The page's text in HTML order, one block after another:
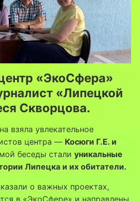
«ЭкоСфера»
«Липецкой
Скворцова.
взяла увлекательное
центра — Косюги Г.Е. и
беседы стали уникальные
Липецка и их обитатели.
о важных проектах,
в «ЭкоСфере» и направлены